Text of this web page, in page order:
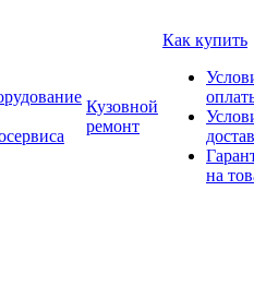
Кузовной
ремонт
Как купить
на